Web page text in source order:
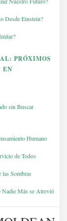
Desde Einstein?
: PRÓXIMOS
EN
sin Buscar
Humano
de Todos
Sombras
Nadie Más se Atrevió